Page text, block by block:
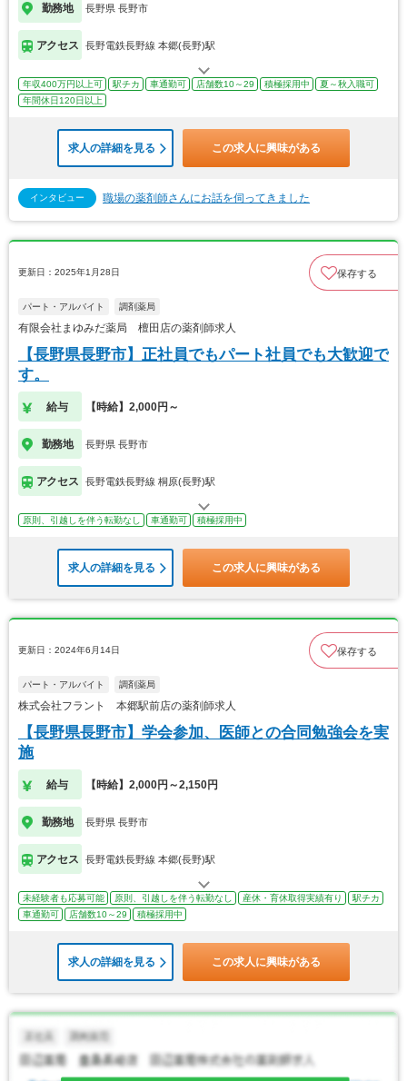
勤務地 長野県 長野市
アクセス 長野電鉄長野線 本郷(長野)駅
年収400万円以上可 駅チカ 車通勤可 店舗数10～29 積極採用中
夏～秋入職可
年間休日120日以上
求人の詳細を見る この求人に興味がある
インタビュー 職場の薬剤師さんにお話を伺ってきました
更新日：2025年1月28日 保存する
パート・アルバイト 調剤薬局
有限会社まゆみだ薬局 檀田店の薬剤師求人
【長野県長野市】正社員でもパート社員でも大歓迎で
す。
給与 【時給】2,000円～
勤務地 長野県 長野市
アクセス 長野電鉄長野線 桐原(長野)駅
原則、引越しを伴う転勤なし 車通勤可 積極採用中
求人の詳細を見る この求人に興味がある
更新日：2024年6月14日 保存する
パート・アルバイト 調剤薬局
株式会社フラント 本郷駅前店の薬剤師求人
【長野県長野市】学会参加、医師との合同勉強会を実
施
給与 【時給】2,000円～2,150円
勤務地 長野県 長野市
アクセス 長野電鉄長野線 本郷(長野)駅
未経験者も応募可能 原則、引越しを伴う転勤なし 産休・育休取得実績有り
駅チカ
車通勤可
店舗数10～29 積極採用中
求人の詳細を見る この求人に興味がある